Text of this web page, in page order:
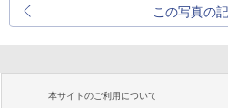
この写真の
本サイトのご利用について